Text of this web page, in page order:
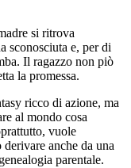
si ritrova
sconosciuta e, per di
Il ragazzo non piò
la promessa.
ricco di azione, ma
al mondo cosa
vuole
anche da una
parentale.